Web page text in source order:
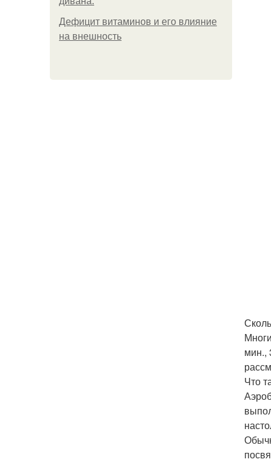
Дефицит витаминов и его влияние
на внешность
мин.,
Что